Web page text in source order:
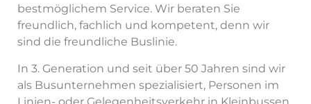
bestmöglichem Service. Wir beraten Sie
freundlich, fachlich und kompetent, denn wir
sind die freundliche Buslinie.
In 3. Generation und seit über 50 Jahren sind wir
als Busunternehmen spezialisiert, Personen im
Linien- oder Gelegenheitsverkehr in Kleinbussen